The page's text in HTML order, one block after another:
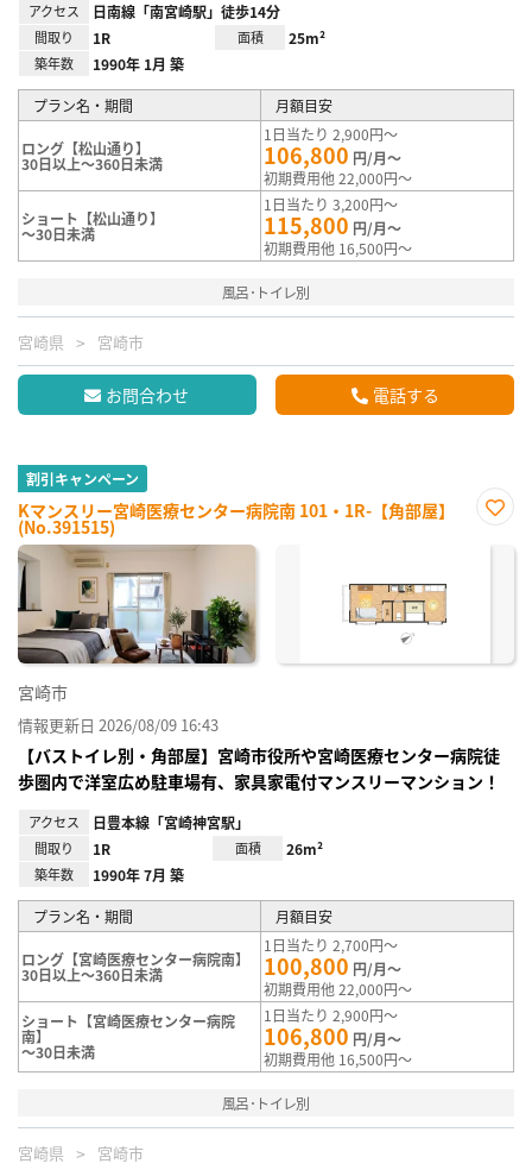
アクセス 日南線「南宮崎駅」徒歩14分
間取り 1R 面積 25m²
築年数 1990年 1月 築
プラン名・期間 月額目安
ロング【松山通り】
30日以上～360日未満
1日当たり 2,900円～
106,800 円/月～
初期費用他 22,000円～
ショート【松山通り】
～30日未満
1日当たり 3,200円～
115,800 円/月～
初期費用他 16,500円～
風呂･トイレ別
宮崎県 宮崎市
お問合わせ 電話する
割引キャンペーン
Kマンスリー宮崎医療センター病院南 101・1R-【角部屋】
(No.391515)
に入
宮崎市
情報更新日 2026/08/09 16:43
【バストイレ別・角部屋】宮崎市役所や宮崎医療センター病院徒
歩圏内で洋室広め駐車場有、家具家電付マンスリーマンション！
アクセス 日豊本線「宮崎神宮駅」
間取り 1R 面積 26m²
築年数 1990年 7月 築
プラン名・期間 月額目安
ロング【宮崎医療センター病院南】
30日以上～360日未満
1日当たり 2,700円～
100,800 円/月～
初期費用他 22,000円～
ショート【宮崎医療センター病院
南】
～30日未満
1日当たり 2,900円～
106,800 円/月～
初期費用他 16,500円～
風呂･トイレ別
宮崎県 宮崎市